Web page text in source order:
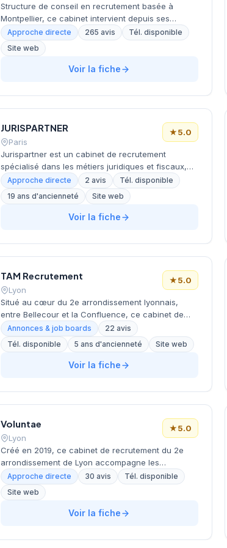
Structure de conseil en recrutement basée à
Montpellier, ce cabinet intervient depuis ses
bureaux situés avenue Henri Becquerel dans le
secteur technologique de la ville. L'équipe
accompagne les entreprises locales et régionales
dans leurs recrutements, avec une approche
des prestations délivrées.
Approche directe 265 avis
Tél. disponible
Site web
Voir la fiche
JURISPARTNER
Paris
★5.0
Jurispartner est un cabinet de recrutement
spécialisé dans les métiers juridiques et fiscaux,
créé en 2002 et basé à Paris. Intégré au groupe
William Sinclair depuis 2010, il se positionne
comme leader du recrutement et de l'approche
directe pour les fonctions juridiques et fiscales,
Approche directe 2 avis
Tél. disponible
19 ans d'ancienneté
Site web
Voir la fiche
TAM Recrutement
Lyon
★5.0
Situé au cœur du 2e arrondissement lyonnais,
entre Bellecour et la Confluence, ce cabinet de
recrutement bénéficie d'un positionnement
géographique stratégique dans l'un des quartiers
d'affaires les plus dynamiques de Lyon. Dirigé par
GAILLOT-DREVON, il accompagne les entreprises
Google unanimement positifs avec une note
maximale de 5/5.
Annonces & job boards
22 avis
Tél. disponible
5 ans d'ancienneté Site web
Voir la fiche
Voluntae
Lyon
★5.0
Créé en 2019, ce cabinet de recrutement du 2e
arrondissement de Lyon accompagne les
entreprises dans leurs recrutements depuis le
quartier Bellecour. Basé place Antonin Poncet, il
développe une approche personnalisée du conseil
en ressources humaines et du placement de
Approche directe 30 avis
Tél. disponible
Site web
Voir la fiche